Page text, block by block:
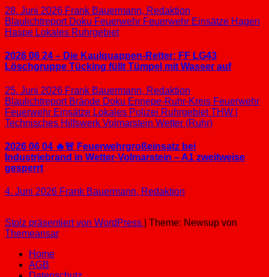
28. Juni 2026 Frank Bauermann, Redaktion
Blaulichtreport Doku Feuerwehr Feuerwehr Einsätze Hagen
Haspe Lokales Ruhrgebiet
2026 06 24 – Die Kaulquappen-Retter: FF LG43
Löschgruppe Tücking füllt Tümpel mit Wasser auf
25. Juni 2026 Frank Bauermann, Redaktion
Blaulichtreport Brände Doku Ennepe-Ruhr-Kreis Feuerwehr
Feuerwehr Einsätze Lokales Polizei RuhrgebietTHW |
Technisches Hilfswerk Volmarstein Wetter (Ruhr)
2026 06 04 🔥🚨 Feuerwehrgroßeinsatz bei
Industriebrand in Wetter-Volmarstein – A1 zweitweise
gesperrt
4. Juni 2026 Frank Bauermann, Redaktion
Stolz präsentiert von WordPress
Theme: Newsup von
Themeansar
Home
AGB